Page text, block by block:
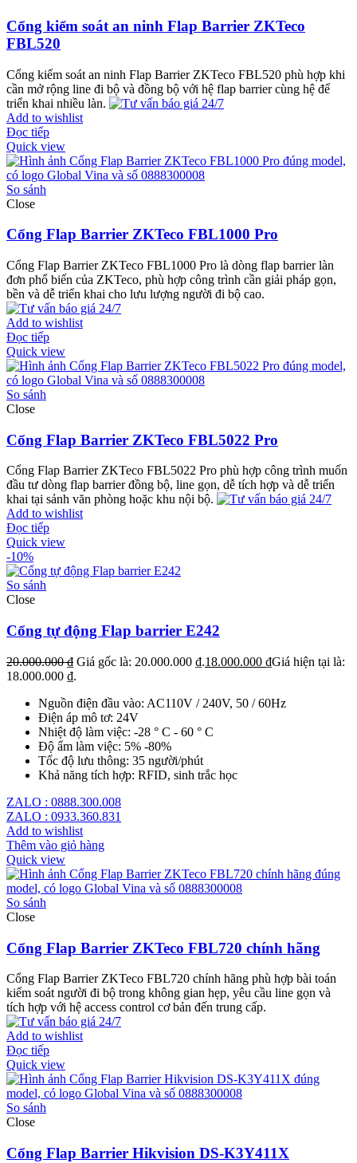
Cổng kiểm soát an ninh Flap Barrier ZKTeco
FBL520
Cổng kiểm soát an ninh Flap Barrier ZKTeco FBL520 phù hợp khi
cần mở rộng line đi bộ và đồng bộ với hệ flap barrier cùng hệ để
triển khai nhiều làn.
Add to wishlist
Đọc tiếp
Quick view
So sánh
Close
Cổng Flap Barrier ZKTeco FBL1000 Pro
Cổng Flap Barrier ZKTeco FBL1000 Pro là dòng flap barrier làn
đơn phổ biến của ZKTeco, phù hợp công trình cần giải pháp gọn,
bền và dễ triển khai cho lưu lượng người đi bộ cao.
Add to wishlist
Đọc tiếp
Quick view
So sánh
Close
Cổng Flap Barrier ZKTeco FBL5022 Pro
Cổng Flap Barrier ZKTeco FBL5022 Pro phù hợp công trình muốn
đầu tư dòng flap barrier đồng bộ, line gọn, dễ tích hợp và dễ triển
khai tại sảnh văn phòng hoặc khu nội bộ.
Add to wishlist
Đọc tiếp
Quick view
-10%
So sánh
Close
Cổng tự động Flap barrier E242
20.000.000₫ Giá gốc là: 20.000.000 ₫.18.000.000 ₫Giá hiện tại là:
18.000.000 ₫.
Nguồn điện đầu vào: AC110V / 240V, 50 / 60Hz
Điện áp mô tơ: 24V
Nhiệt độ làm việc: -28 ° C - 60 ° C
Độ ẩm làm việc: 5% -80%
Tốc độ lưu thông: 35 người/phút
Khả năng tích hợp: RFID, sinh trắc học
ZALO : 0888.300.008
ZALO : 0933.360.831
Add to wishlist
Thêm vào giỏ hàng
Quick view
So sánh
Close
Cổng Flap Barrier ZKTeco FBL720 chính hãng
Cổng Flap Barrier ZKTeco FBL720 chính hãng phù hợp bài toán
kiểm soát người đi bộ trong không gian hẹp, yêu cầu line gọn và
tích hợp với hệ access control cơ bản đến trung cấp.
Add to wishlist
Đọc tiếp
Quick view
So sánh
Close
Cổng Flap Barrier Hikvision DS-K3Y411X